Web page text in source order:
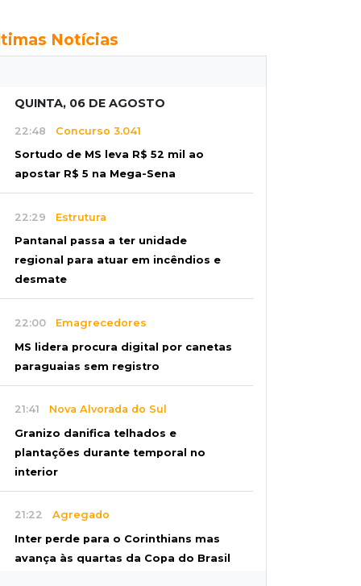
Notícias
QUINTA, 06 DE AGOSTO
22:48 Concurso 3.041
Sortudo de MS leva R$ 52 mil ao
apostar R$ 5 na Mega-Sena
22:29 Estrutura
Pantanal passa a ter unidade
regional para atuar em incêndios e
desmate
22:00 Emagrecedores
MS lidera procura digital por canetas
paraguaias sem registro
21:41 Nova Alvorada do Sul
Granizo danifica telhados e
plantações durante temporal no
interior
21:22 Agregado
Inter perde para o Corinthians mas
avança às quartas da Copa do Brasil